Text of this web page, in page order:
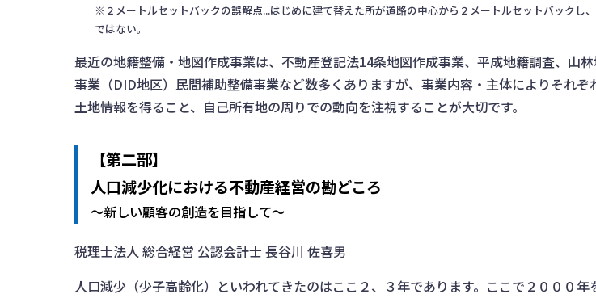
※２メートルセットバックの誤解点...はじめに建て替えた所が道路の中心から２メートルセットバック
ではない。
最近の地籍整備・地図作成事業は、不動産登記法14条地図作成事業、平成地籍調査、山
事業（DID地区）民間補助整備事業など数多くありますが、事業内容・主体によりそれ
土地情報を得ること、自己所有地の周りでの動向を注視することが大切です。
【第二部】
人口減少化における不動産経営の勘どころ
～新しい顧客の創造を目指して～
税理士法人 総合経営 公認会計士 長谷川 佐喜男
人口減少（少子高齢化）といわれてきたのはここ２、３年であります。ここで２０００